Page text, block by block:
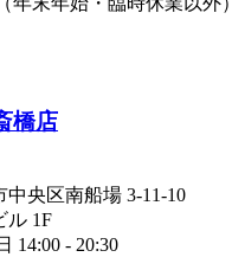
橋店
中央区南船場 3-11-10
ル 1F
14:00 - 20:30